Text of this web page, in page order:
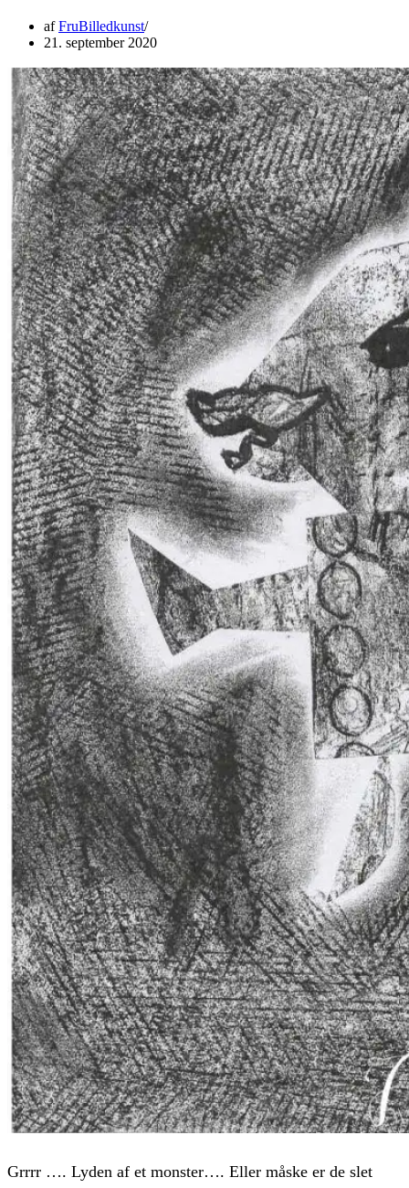
afFruBilledkunst
21. september 2020
Grrrr …. Lyden af et monster…. Eller måske er de slet